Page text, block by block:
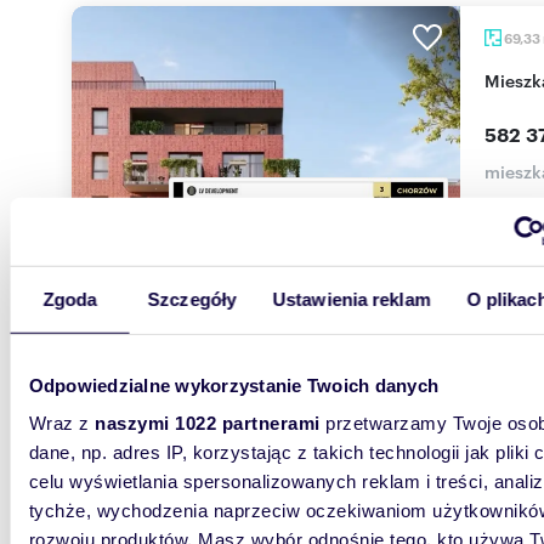
Zgoda Szczegóły Ustawienia reklam O
Odpowiedzialne wykorzystanie Twoich danych
Wraz z naszymi 1022 partnerami przetwarzamy Twoje
dane, np. adres IP, korzystając z takich technologii jak pliki
celu wyświetlania spersonalizowanych reklam i treści,
tychże, wychodzenia naprzeciw oczekiwaniom
rozwoju produktów. Masz wybór odnośnie tego, kto używa
69,33
582
ul. 3
59,64